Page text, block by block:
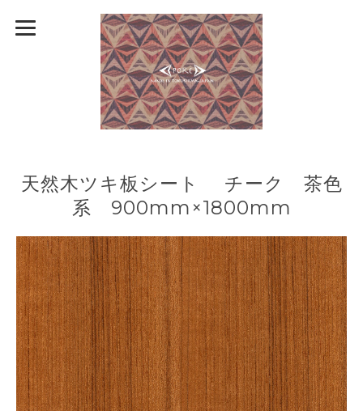
天然木ツキ板シート チーク 茶色
系 900mm×1800mm